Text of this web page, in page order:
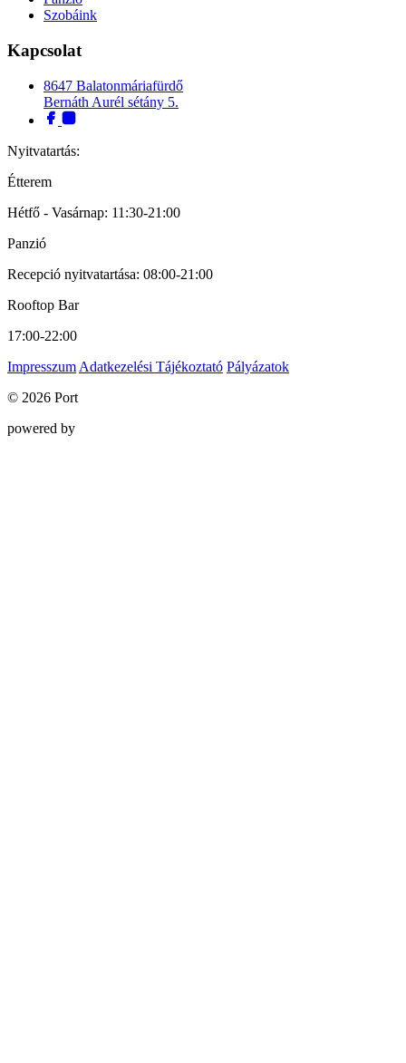
Szobáink
Kapcsolat
8647 Balatonmáriafürdő
Bernáth Aurél sétány 5.
Nyitvatartás:
Étterem
Hétfő - Vasárnap: 11:30-21:00
Panzió
Recepció nyitvatartása: 08:00-21:00
Rooftop Bar
17:00-22:00
Impresszum Adatkezelési Tájékoztató Pályázatok
© 2026 Port
powered by